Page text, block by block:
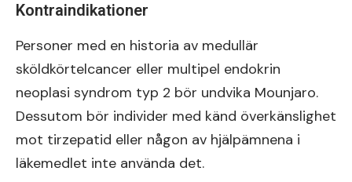
Kontraindikationer
Personer med en historia av medullär
sköldkörtelcancer eller multipel endokrin
neoplasi syndrom typ 2 bör undvika Mounjaro.
Dessutom bör individer med känd överkänslighet
mot tirzepatid eller någon av hjälpämnena i
läkemedlet inte använda det.